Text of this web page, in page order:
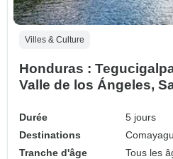
Villes & Culture
Honduras :
Valle de los Ángeles,
Durée
5 jours
Destinations
Tranche d'âge
Tous les